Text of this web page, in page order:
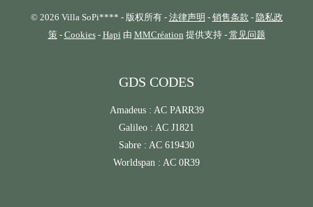
© 2026 Villa SoPi**** - 版权所有 - 法律声明 - 销售条款 - 隐私政
策 - Cookies- Hapi 由 MMCréation 提供支持 - 常见问题
GDS CODES
Amadeus : AC PARR39
Galileo : AC J1821
Sabre : AC 619430
Worldspan : AC 0R39